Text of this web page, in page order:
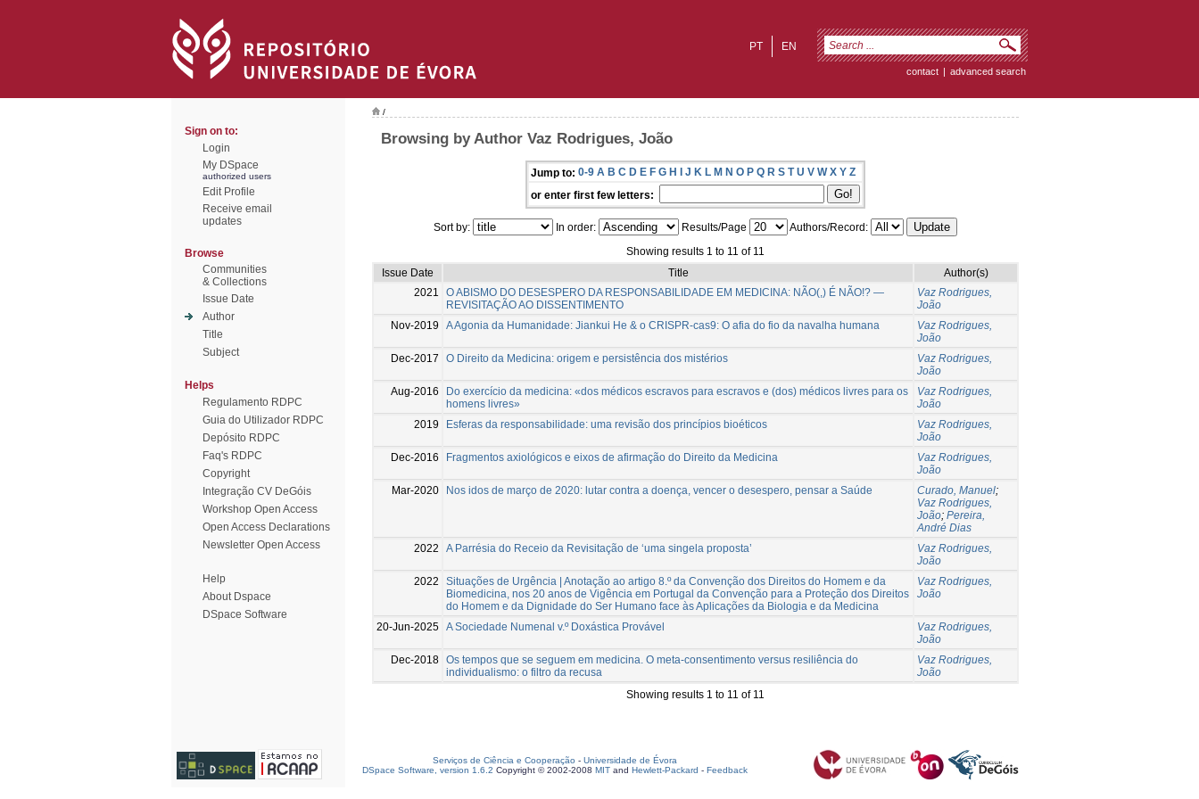
EN
PT
contact | advanced search
Sign on to:
Login
My DSpace
authorized users
Edit Profile
Receive email
updates
Browse
Communities
& Collections
Issue Date
Author
Title
Subject
Helps
Regulamento RDPC
Guia do Utilizador RDPC
Depósito RDPC
Faq's RDPC
Copyright
Integração CV DeGóis
Workshop Open Access
Open Access Declarations
Newsletter Open Access
Help
About Dspace
DSpace Software
/
Browsing by Author Vaz Rodrigues, João
Jump to: 0-9 A B C D E F G H I J K L M N O P Q R S T U V W X Y Z
or enter first few letters:
Sort by: In order: Results/Page
Authors/Record:
Showing results 1 to 11 of 11
Issue Date
Title
Author(s)
2021
O ABISMO DO DESESPERO DA RESPONSABILIDADE EM MEDICINA: NÃO(,) É NÃO!? —
REVISITAÇÃO AO DISSENTIMENTO
Vaz Rodrigues,
João
Nov-2019
A Agonia da Humanidade: Jiankui He & o CRISPR-cas9: O afia do fio da navalha humana
Vaz Rodrigues,
João
Dec-2017
O Direito da Medicina: origem e persistência dos mistérios
Vaz Rodrigues,
João
Aug-2016
Do exercício da medicina: «dos médicos escravos para escravos e (dos) médicos livres para os
homens livres»
Vaz Rodrigues,
João
2019
Esferas da responsabilidade: uma revisão dos princípios bioéticos
Vaz Rodrigues,
João
Dec-2016
Fragmentos axiológicos e eixos de afirmação do Direito da Medicina
Vaz Rodrigues,
João
Mar-2020
Nos idos de março de 2020: lutar contra a doença, vencer o desespero, pensar a Saúde Curado, Manuel;
Vaz Rodrigues,
João; Pereira,
André Dias
2022
A Parrésia do Receio da Revisitação de ‘uma singela proposta’
Vaz Rodrigues,
João
2022
Situações de Urgência | Anotação ao artigo 8.º da Convenção dos Direitos do Homem e da
Biomedicina, nos 20 anos de Vigência em Portugal da Convenção para a Proteção dos Direitos
do Homem e da Dignidade do Ser Humano face às Aplicações da Biologia e da Medicina
Vaz Rodrigues,
João
20-Jun-2025 A Sociedade Numenal v.º Doxástica Provável
Vaz Rodrigues,
João
Dec-2018 Os tempos que se seguem em medicina. O meta-consentimento versus resiliência do
individualismo: o filtro da recusa
Vaz Rodrigues,
João
Showing results 1 to 11 of 11
Serviços de Ciência e Cooperação - Universidade de Évora
DSpace Software, version 1.6.2 Copyright © 2002-2008 MIT and Hewlett-Packard - Feedback